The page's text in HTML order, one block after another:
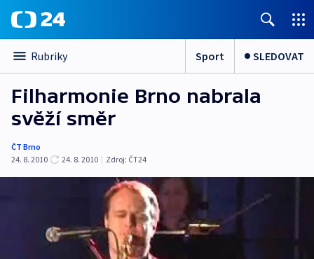
Rubriky Sport SLEDOVAT
Filharmonie Brno nabrala
svěží směr
ČT Brno
24. 8. 2010
24. 8. 2010 | Zdroj: ČT24